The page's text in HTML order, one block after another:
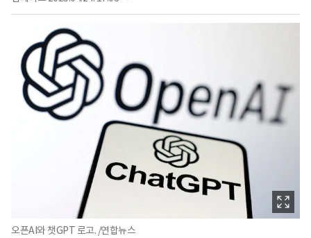
오픈AI와 챗GPT 로고. /연합뉴스